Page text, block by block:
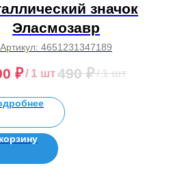
значок
Эласмозавр
Артикул: 4651231347189
₽/ 1 шт490 ₽/1 шт